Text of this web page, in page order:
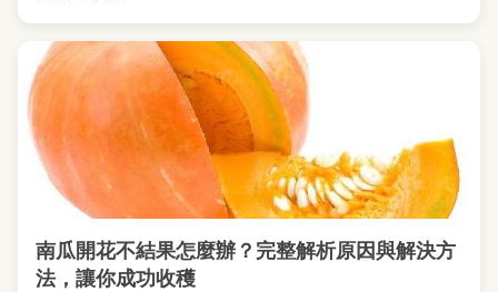
南瓜開花不結果怎麼辦？完整解析原因與解決方
法，讓你成功收穫